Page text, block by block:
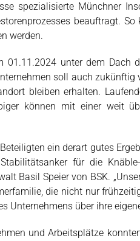
spezialisierte Münchner
beauftragt.
werden.
01.11.2024 unter dem Dach
soll auch
bleiben erhalten.
können mit einer weit
ein derart gutes
für die
Basil Speier von BSK.
die nicht nur
Unternehmens über ihre
und Arbeitsplätze